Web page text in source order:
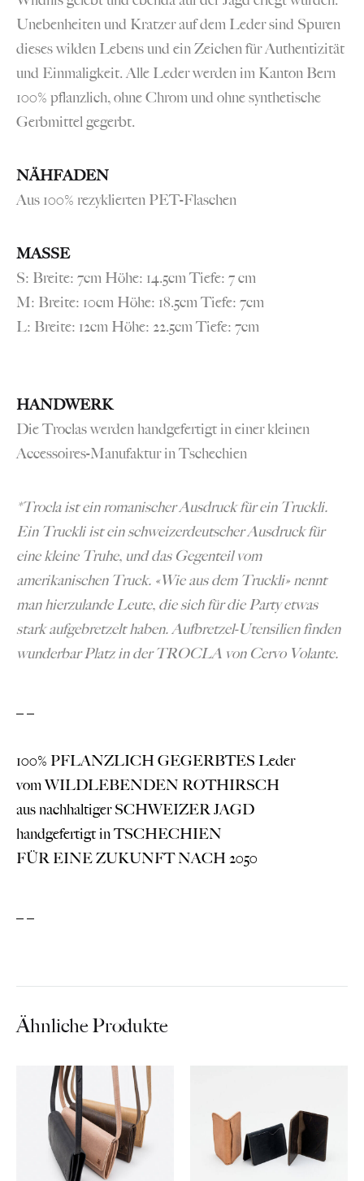
Unebenheiten und Kratzer auf dem Leder sind Spuren
dieses wilden Lebens und ein Zeichen für Authentizität
und Einmaligkeit. Alle Leder werden im Kanton Bern
100% pflanzlich, ohne Chrom und ohne synthetische
Gerbmittel gegerbt.
NÄHFADEN
Aus 100% rezyklierten PET-Flaschen
MASSE
S: Breite: 7cm Höhe: 14.5cm Tiefe: 7 cm
M: Breite: 10cm Höhe: 18.5cm Tiefe: 7cm
L: Breite: 12cm Höhe: 22.5cm Tiefe: 7cm
HANDWERK
Die Troclas werden handgefertigt in einer kleinen
Accessoires-Manufaktur in Tschechien
*Trocla ist ein romanischer Ausdruck für ein Truckli.
Ein Truckli ist ein schweizerdeutscher Ausdruck für
eine kleine Truhe, und das Gegenteil vom
amerikanischen Truck. «Wie aus dem Truckli» nennt
man hierzulande Leute, die sich für die Party etwas
stark aufgebretzelt haben. Aufbretzel-Utensilien finden
wunderbar Platz in der TROCLA von Cervo Volante.
100% PFLANZLICH GEGERBTES Leder
vom WILDLEBENDEN ROTHIRSCH
aus nachhaltiger SCHWEIZER JAGD
handgefertigt in TSCHECHIEN
FÜR EINE ZUKUNFT NACH 2050
Ähnliche Produkte